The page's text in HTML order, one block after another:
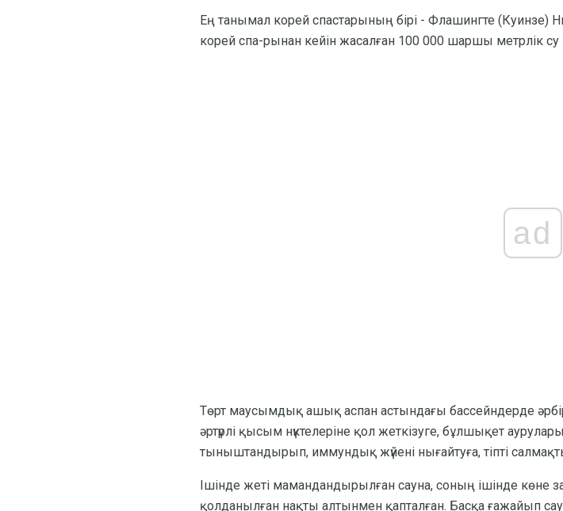
Ең танымал корей спастарының бірі - Флашингте
корей спа-рынан кейін жасалған 100 000 шаршы метрлік су
ad
Төрт маусымдық ашық аспан астындағы бассейндерде
әртүрлі қысым нүктелеріне қол жеткізуге, бұлшықет
тыныштандырып, иммундық жүйені нығайтуға, тіпті
Ішінде жеті мамандандырылған сауна, соның ішінде көне
қолданылған нақты алтынмен қапталған. Басқа ғажайып